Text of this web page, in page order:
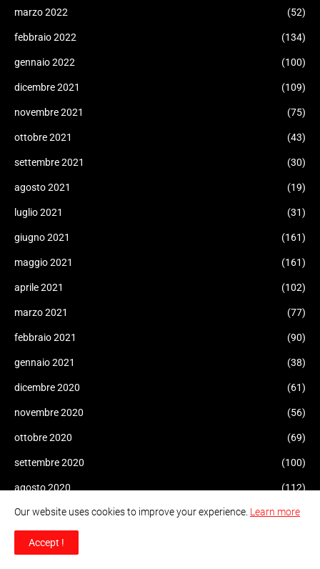
marzo 2022 (52)
febbraio 2022 (134)
gennaio 2022 (100)
dicembre 2021 (109)
novembre 2021 (75)
ottobre 2021 (43)
settembre 2021 (30)
agosto 2021 (19)
luglio 2021 (31)
giugno 2021 (161)
maggio 2021 (161)
aprile 2021 (102)
marzo 2021 (77)
febbraio 2021 (90)
gennaio 2021 (38)
dicembre 2020 (61)
novembre 2020 (56)
ottobre 2020 (69)
settembre 2020 (100)
agosto 2020 (112)
luglio 2020 (73)
giugno 2020
Our website uses cookies to improve your experience. Learn more
Accept !